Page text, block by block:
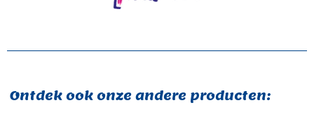
Ontdek ook onze andere producten: